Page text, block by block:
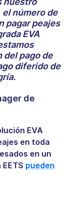
el número de
pagar peajes
EVA
del pago de
diferido de
de
EVA
en toda
en un
pueden